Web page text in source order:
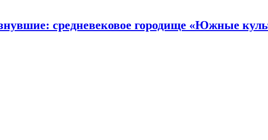
средневековое городище «Южные